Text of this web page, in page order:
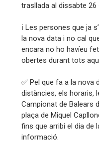
trasllada al dissabte
ℹ️ Les persones que ja
la nova data i no cal
encara no ho havíeu
obertes durant tots
✅ Pel que fa a la nova
distàncies, els horaris,
Campionat de Balears
plaça de Miquel
fins que arribi el dia de
informació.